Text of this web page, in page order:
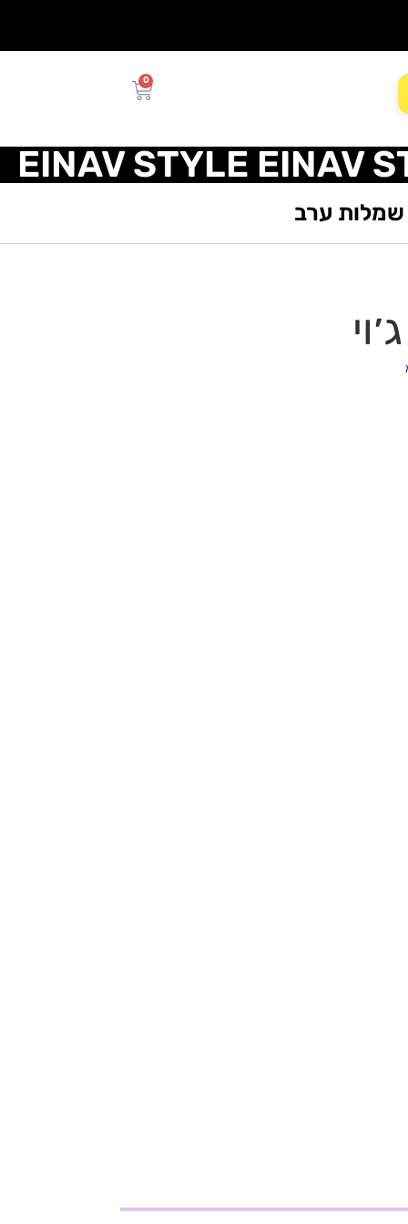
0
EINAV STYLE EINAV
שמלות ערב